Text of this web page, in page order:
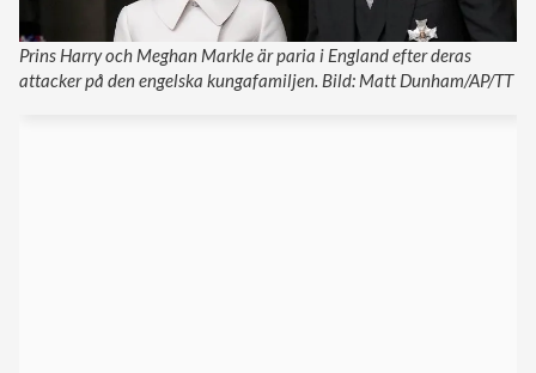
Prins Harry och Meghan Markle är paria i England efter deras
attacker på den engelska kungafamiljen. Bild: Matt Dunham/AP/TT